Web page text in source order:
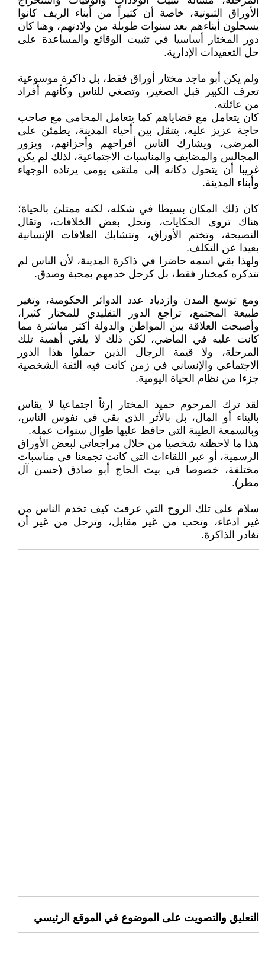
الأوراق الثبوتية، خاصة أن كثيراً من أبناء الريف كانوا
يسجلون أبناءهم بعد سنوات طويلة من ولادتهم، وهنا كان
دور المختار أساسيا في تثبيت الوقائع والمساعدة على
حل التعقيدات الإدارية.
ولم يكن أبو ماجد مختار أوراق فقط، بل ذاكرة موسوعية
تعرف الكبير قبل الصغير، وتصغي للناس وكأنهم أفراد
من عائلته.
كان يتعامل مع قضاياهم كما يتعامل المحامي مع صاحب
حاجة عزيز عليه، يتنقل بين أحياء المدينة، يطمئن على
المرضى، ويشارك الناس أفراحهم وأحزانهم، ويزور
المجالس والمضايف والمناسبات الاجتماعية، لذلك لم يكن
غريبا أن يتحول دكانه إلى ملتقى يومي يرتاده الوجهاء
وأبناء المدينة.
كان ذلك المكان بسيطا في شكله، لكنه ممتلئ بالحياة؛
هناك تروى الحكايات، وتحل بعض الخلافات، وتقال
النصيحة، وتختم الأوراق، وتتشابك العلاقات الإنسانية
بعيدا عن التكلف.
ولهذا بقي اسمه حاضرا في ذاكرة المدينة، لأن الناس لم
تتذكره كمختار فقط، بل كرجل خدمهم بمحبة وصدق.
ومع توسع المدن وازدياد عدد الدوائر الحكومية، وتغير
طبيعة المجتمع، تراجع الدور التقليدي للمختار كثيرا،
وأصبحت العلاقة بين المواطن والدولة أكثر مباشرة مما
كانت عليه في الماضي، لكن ذلك لا يلغي أهمية تلك
المرحلة، ولا قيمة الرجال الذين حملوا هذا الدور
الاجتماعي والإنساني في زمن كانت فيه الثقة الشخصية
جزءا من نظام الحياة اليومية.
لقد ترك المرحوم حميد المختار إرثاً اجتماعيا لا يقاس
بالبناء أو المال، بل بالأثر الذي بقي في نفوس الناس،
وبالسمعة الطيبة التي حافظ عليها طوال سنوات عمله.
هذا ما لاحظته شخصيا من خلال مراجعاتي لبعض الأوراق
الرسمية، أو عبر اللقاءات التي كانت تجمعنا في مناسبات
مختلفة، خصوصا في بيت الحاج أبو صادق (حسن آل
مطر).
سلام على تلك الروح التي عرفت كيف تخدم الناس من
غير ادعاء، وتحب من غير مقابل، وترحل من غير أن
تغادر الذاكرة.
التعليق والتصويت على الموضوع في الموقع الرئيسي